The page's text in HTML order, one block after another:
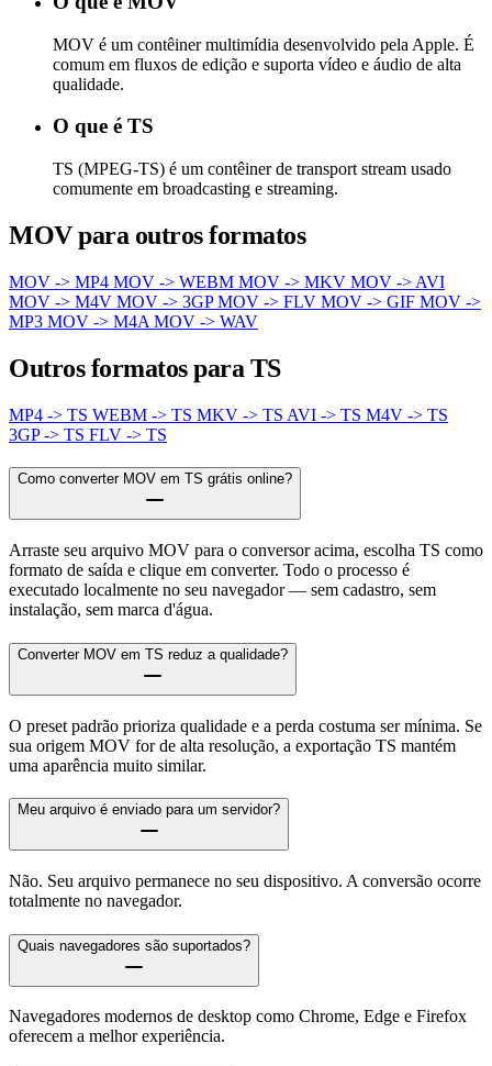
MOV é um contêiner multimídia desenvolvido pela Apple. É
comum em fluxos de edição e suporta vídeo e áudio de alta
qualidade.
O que é TS
TS (MPEG-TS) é um contêiner de transport stream usado
comumente em broadcasting e streaming.
MOV para outros formatos
MOV -> MP4 MOV -> WEBM MOV -> MKV MOV -> AVI
MOV -> M4V MOV -> 3GPMOV -> FLV MOV -> GIF MOV ->
MP3 MOV -> M4A MOV -> WAV
Outros formatos para TS
MP4 -> TS WEBM -> TS MKV -> TS AVI -> TS M4V -> TS
3GP -> TS FLV -> TS
Como converter MOV em TS grátis online?
Arraste seu arquivo MOV para o conversor acima, escolha TS como
formato de saída e clique em converter. Todo o processo é
executado localmente no seu navegador — sem cadastro, sem
instalação, sem marca d'água.
Converter MOV em TS reduz a qualidade?
O preset padrão prioriza qualidade e a perda costuma ser mínima. Se
sua origem MOV for de alta resolução, a exportação TS mantém
uma aparência muito similar.
Meu arquivo é enviado para um servidor?
Não. Seu arquivo permanece no seu dispositivo. A conversão ocorre
totalmente no navegador.
Quais navegadores são suportados?
Navegadores modernos de desktop como Chrome, Edge e Firefox
oferecem a melhor experiência.